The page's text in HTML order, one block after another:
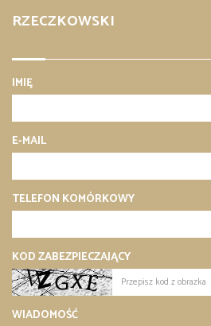
RZECZKOWSKI
IMIĘ
E-MAIL
TELEFON KOMÓRKOWY
KOD ZABEZPIECZAJĄCY
WIADOMOŚĆ